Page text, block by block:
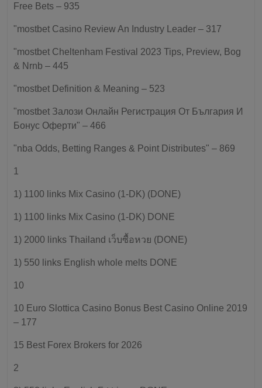
Free Bets – 935
"mostbet Casino Review An Industry Leader – 317
"mostbet Cheltenham Festival 2023 Tips, Preview, Bog
& Nrnb – 445
"mostbet Definition & Meaning – 523
"mostbet Залози Онлайн Регистрация От България И
Бонус Оферти" – 466
"nba Odds, Betting Ranges & Point Distributes" – 869
1
1) 1100 links Mix Casino (1-DK) (DONE)
1) 1100 links Mix Casino (1-DK) DONE
1) 2000 links Thailand เว็บซื้อหวย (DONE)
1) 550 links English whole melts DONE
10
10 Euro Slottica Casino Bonus Best Casino Online 2019
– 177
15 Best Forex Brokers for 2026
2